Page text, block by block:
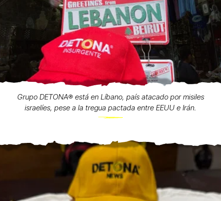
Grupo DETONA®️ está en Líbano, país atacado por misiles
israelíes, pese a la tregua pactada entre EEUU e Irán.